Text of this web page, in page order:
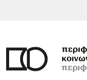
περιεχόμενο